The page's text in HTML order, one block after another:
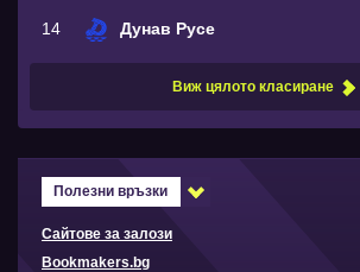
14 Дунав Русе
Виж цялото класиране
Полезни връзки
Сайтове за залози
Bookmakers.bg